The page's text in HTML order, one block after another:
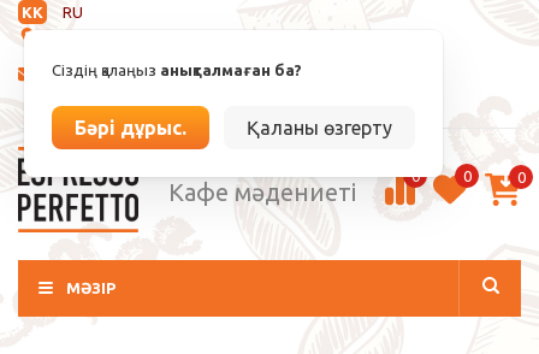
KK
RU
Сіздің қалаңыз анықталмаған ба?
Бәрі дұрыс. Қаланы өзгерту
info@espressoperfetto.kz
Кафе мәдениеті
0 0 0
МӘЗІР